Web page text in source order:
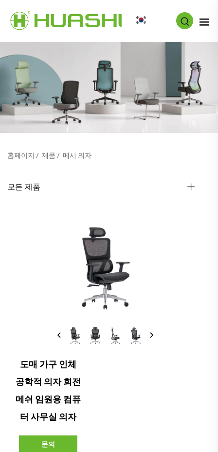
홈페이지 / 제품 / 메시 의자
모든 제품
도매 가구 인체
공학적 의자 회전
메쉬 임원용 컴퓨
터 사무실 의자
문의